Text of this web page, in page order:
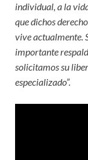
individual, a la
que dichos
vive actualmente.
importante
solicitamos su
especializado”.